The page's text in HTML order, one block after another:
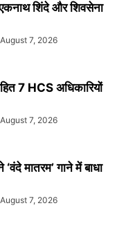
शिंदे और शिवसेना
August 7, 2026
7 HCS अधिकारियों
August 7, 2026
‘वंदे मातरम’ गाने में बाधा
August 7, 2026